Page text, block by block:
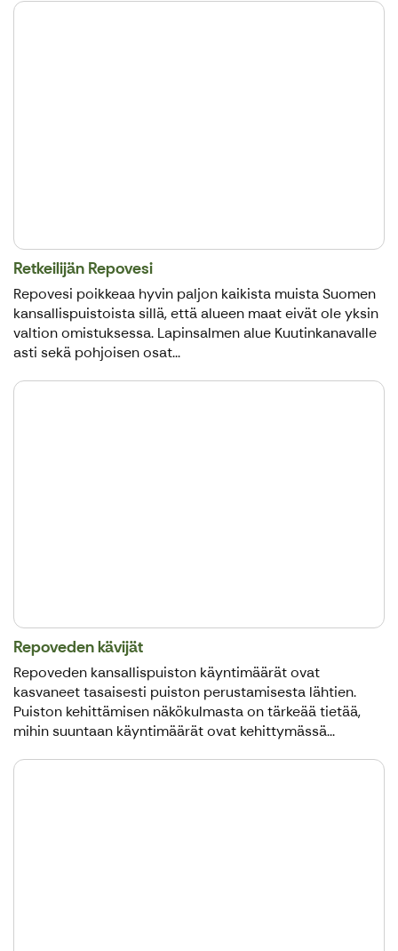
Retkeilijän Repovesi
Repovesi poikkeaa hyvin paljon kaikista muista Suomen
kansallispuistoista sillä, että alueen maat eivät ole yksin
valtion omistuksessa. Lapinsalmen alue Kuutinkanavalle
asti sekä pohjoisen osat...
Repoveden kävijät
Repoveden kansallispuiston käyntimäärät ovat
kasvaneet tasaisesti puiston perustamisesta lähtien.
Puiston kehittämisen näkökulmasta on tärkeää tietää,
mihin suuntaan käyntimäärät ovat kehittymässä...